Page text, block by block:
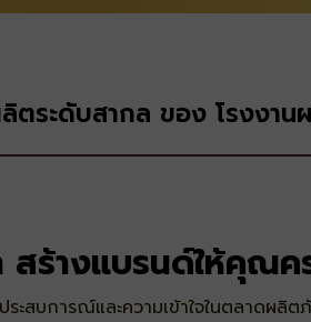
ตระดับสากล ของ โรงงาน
สร้างแบรนด์ให้คุณ
ะสบการณ์และความเข้าใจในตลาดผลิ